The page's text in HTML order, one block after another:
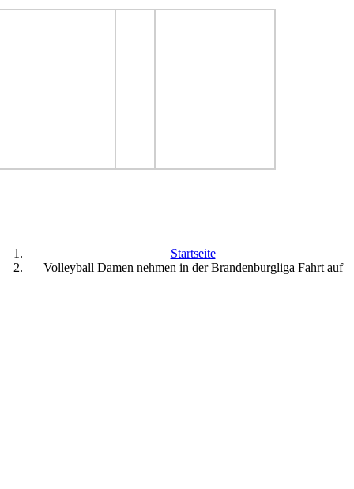
Startseite
Volleyball Damen nehmen in der Brandenburgliga Fahrt auf